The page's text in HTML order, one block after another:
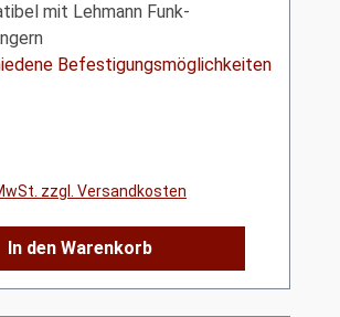
mit Lehmann Funk-
Befestigungsmöglichkeiten
zzgl. Versandkosten
In den Warenkorb